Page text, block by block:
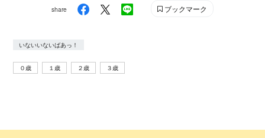
share ブックマーク
いないいないばあっ！
０歳 １歳 ２歳 ３歳